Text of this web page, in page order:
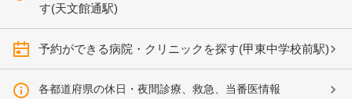
す(天文館通駅)
予約ができる病院・クリニックを探す(甲東中学校前駅)
各都道府県の休日・夜間診療、救急、当番医情報